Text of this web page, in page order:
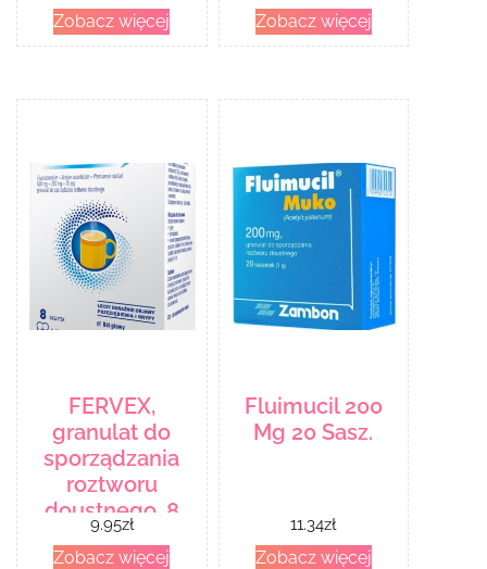
Zobacz więcej Zobacz więcej
FERVEX,
granulat do
sporządzania
roztworu
doustnego, 8
saszetek
9.95zł
Zobacz więcej
Fluimucil 200
Mg 20 Sasz.
11.34zł
Zobacz więcej